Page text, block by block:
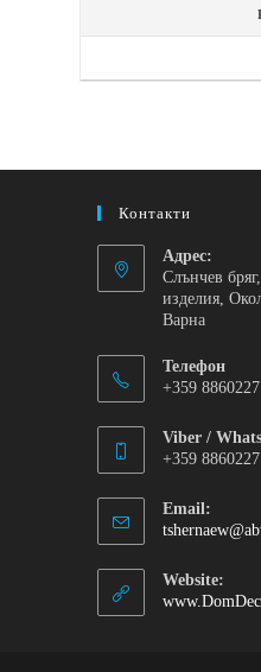
Контакти
Адрес:
Слънчев
изделия,
Варна
Телефон
+359
Viber /
+359
Email:
Website: